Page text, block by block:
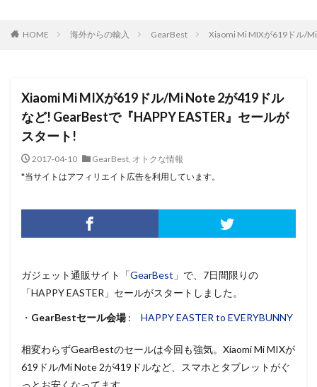
HOME 海外からの輸入 GearBest Xiaomi Mi MIXが619ドル/
Xiaomi Mi MIXが619ドル/Mi Note 2が419ドル
など! GearBestで『HAPPY EASTER』セールが
スタート!
2017-04-10 GearBest, オトクな情報
*当サイトはアフィリエイト広告を利用しています。
ガジェット通販サイト「GearBest 」で、7日間限りの
「HAPPY EASTER」セールがスタートしました。
・ GearBestセール会場: HAPPY EASTER to EVERYBUNNY
相変わらずGearBestのセールは今回も強気。Xiaomi Mi MIXが
619ドル/Mi Note 2が419ドルなど、スマホとタブレットがぐ
っとお安くなってます。